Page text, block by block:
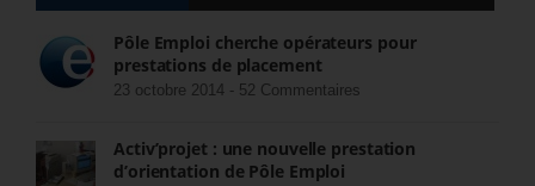
Pôle Emploi cherche opérateurs pour
prestations de placement
23 octobre 2014 - 52 Commentaires
Activ’projet : une nouvelle prestation
d’orientation de Pôle Emploi